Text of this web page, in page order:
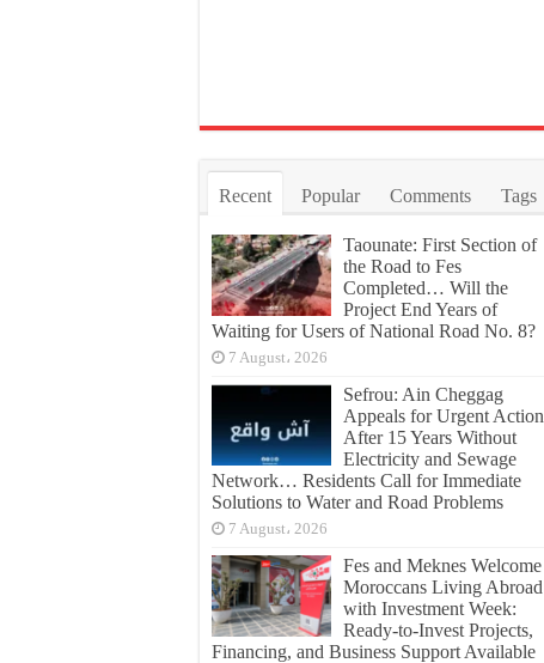
Recent Popular Comments Tags
Taounate: First Section of
the Road to Fes
Completed… Will the
Project End Years of
Waiting for Users of National Road No. 8?
7 August، 2026
Sefrou: Ain Cheggag
Appeals for Urgent Action
After 15 Years Without
Electricity and Sewage
Network… Residents Call for Immediate
Solutions to Water and Road Problems
7 August، 2026
Fes and Meknes Welcome
Moroccans Living Abroad
with Investment Week:
Ready-to-Invest Projects,
Financing, and Business Support Available